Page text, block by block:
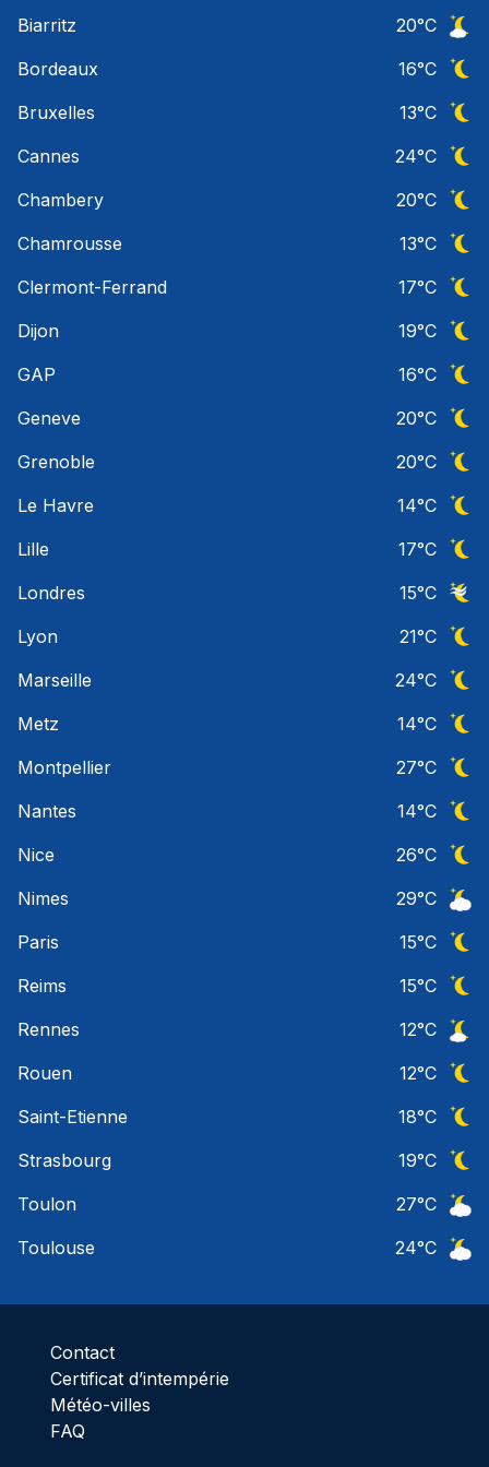
Biarritz
20°C
Bordeaux
16°C
Bruxelles
13°C
Cannes
24°C
Chambery
20°C
Chamrousse
13°C
Clermont-Ferrand
17°C
Dijon
19°C
GAP
16°C
Geneve
20°C
Grenoble
20°C
Le Havre
14°C
Lille
17°C
Londres
15°C
Lyon
21°C
Marseille
24°C
Metz
14°C
Montpellier
27°C
Nantes
14°C
Nice
26°C
Nimes
29°C
Paris
15°C
Reims
15°C
Rennes
12°C
Rouen
12°C
Saint-Etienne
18°C
Strasbourg
19°C
Toulon
27°C
Toulouse
24°C
Contact
Certificat d’intempérie
Météo-villes
FAQ